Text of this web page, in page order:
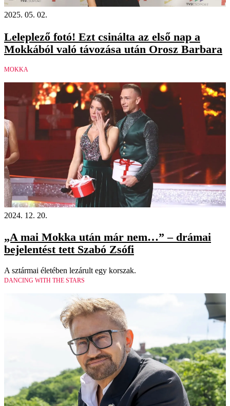
2025. 05. 02.
Leleplező fotó! Ezt csinálta az első nap a
Mokkából való távozása után Orosz Barbara
MOKKA
2024. 12. 20.
„A mai Mokka után már nem…” – drámai
bejelentést tett Szabó Zsófi
A sztármai életében lezárult egy korszak.
DANCING WITH THE STARS